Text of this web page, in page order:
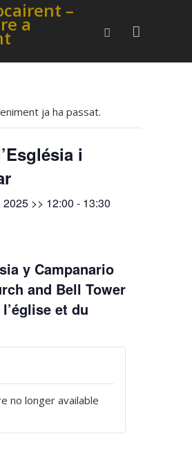
ja ha passat.
i
>> 12:00 - 13:30
y Campanario
and Bell Tower
et du
no longer available